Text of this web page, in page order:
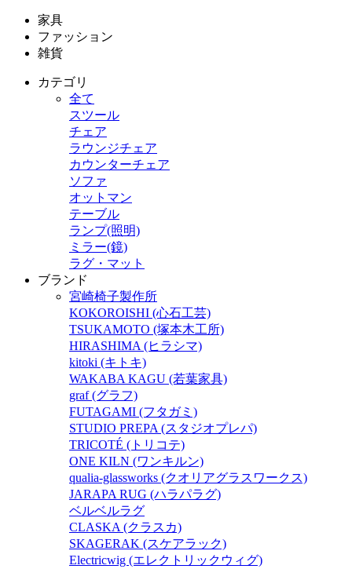
家具
ファッション
雑貨
カテゴリ
全て
スツール
チェア
ラウンジチェア
カウンターチェア
ソファ
オットマン
テーブル
ランプ(照明)
ミラー(鏡)
ラグ・マット
ブランド
宮崎椅子製作所
KOKOROISHI (心石工芸)
TSUKAMOTO (塚本木工所)
HIRASHIMA (ヒラシマ)
kitoki (キトキ)
WAKABA KAGU (若葉家具)
graf (グラフ)
FUTAGAMI (フタガミ)
STUDIO PREPA (スタジオプレパ)
TRICOTÉ (トリコテ)
ONE KILN (ワンキルン)
qualia-glassworks (クオリアグラスワークス)
JARAPA RUG (ハラパラグ)
ベルベルラグ
CLASKA (クラスカ)
SKAGERAK (スケアラック)
Electricwig (エレクトリックウィグ)